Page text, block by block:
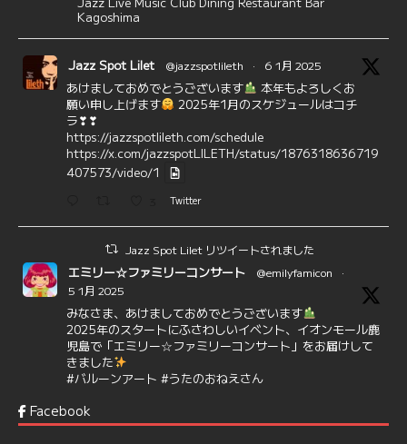
Kagoshima
Jazz Spot Lilet @jazzspotlileth · 6 1月 2025
あけましておめでとうございます
本年もよろしくお
願い申し上げます
2025年1月のスケジュールはコチ
ラ❣❣
https://jazzspotlileth.com/schedule
https://x.com/jazzspotLILETH/status/1876318636719
407573/video/1
Twitter
Jazz Spot Lilet リツイートされました
エミリー☆ファミリーコンサート @emilyfamicon
·
5 1月 2025
みなさま、あけましておめでとうございます
2025年のスタートにふさわしいイベント、イオンモール鹿
児島で「エミリー☆ファミリーコンサート」をお届けして
きました
#バルーンアート #うたのおねえさん
6 7
Facebook